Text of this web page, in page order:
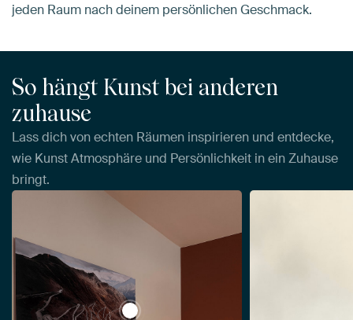
jeden Raum nach deinem persönlichen Geschmack.
So hängt Kunst bei anderen
zuhause
Lass dich von echten Räumen inspirieren und entdecke,
wie Kunst Atmosphäre und Persönlichkeit in ein Zuhause
bringt.